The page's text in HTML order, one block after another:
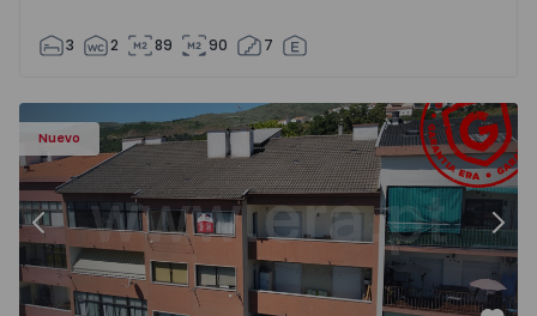
3 2 89 90 7
Nuevo
- 18
Apartamento T2 Covilhã, Covilhã e Canhoso - 1497806 -
Anterior